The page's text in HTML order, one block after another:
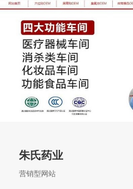
朱氏药业
营销型网站